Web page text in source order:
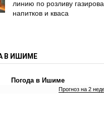
линию по розливу
напитков и кваса
В ИШИМЕ
Погода в Ишиме
Прогноз на 2